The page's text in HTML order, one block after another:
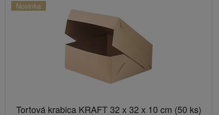
Novinka
Tortová krabica KRAFT 32 x 32 x 10 cm (50 ks)